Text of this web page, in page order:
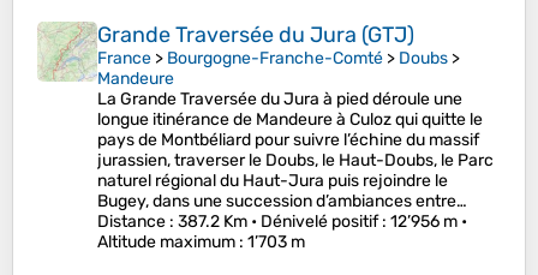
Grande Traversée du Jura (GTJ)
France > Bourgogne-Franche-Comté > Doubs >
Mandeure
La Grande Traversée du Jura à pied déroule une
longue itinérance de Mandeure à Culoz qui quitte le
pays de Montbéliard pour suivre l’échine du massif
jurassien, traverser le Doubs, le Haut-Doubs, le Parc
naturel régional du Haut-Jura puis rejoindre le
Bugey, dans une succession d’ambiances entre…
Distance : 387.2 Km • Dénivelé positif: 12’956 m •
Altitude maximum : 1’703 m